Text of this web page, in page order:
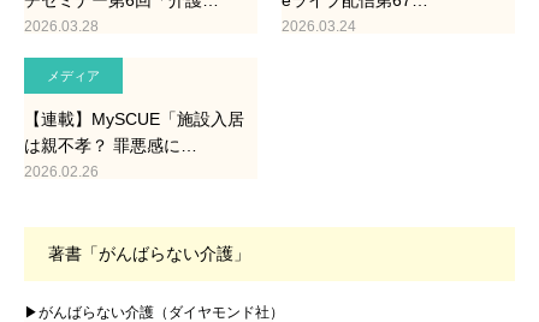
2026.03.28 2026.03.24
メディア
【連載】MySCUE「施設入居
は親不孝？ 罪悪感に…
2026.02.26
著書「がんばらない介護」
▶がんばらない介護（ダイヤモンド社）